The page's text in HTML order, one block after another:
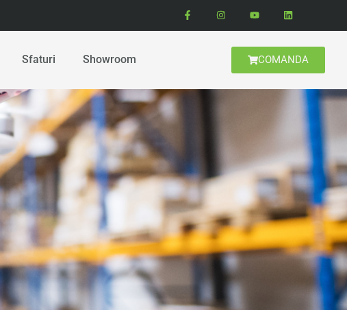
Sfaturi Showroom COMANDA